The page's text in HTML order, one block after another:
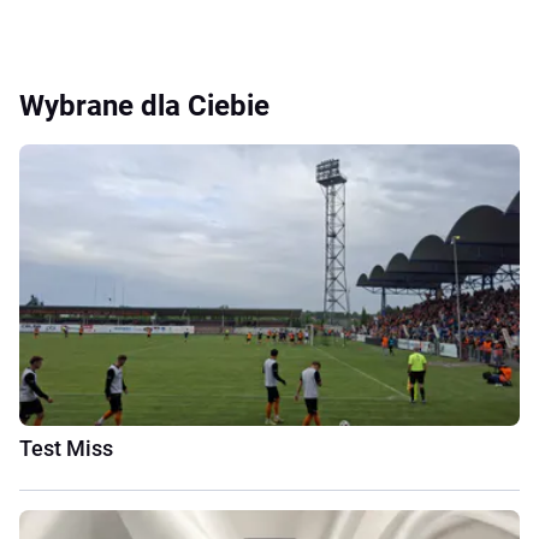
Wybrane dla Ciebie
Test Miss